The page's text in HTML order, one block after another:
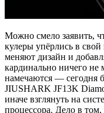
Можно смело заявить,
кулеры упёрлись в
меняют дизайн и
кардинально ничего не
намечаются — сегодня
JIUSHARK JF13K
иначе взглянуть на
процессора. Дело в